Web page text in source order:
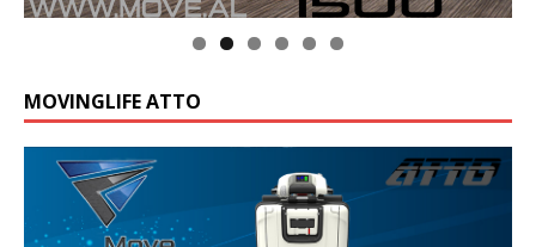
MOVINGLIFE ATTO